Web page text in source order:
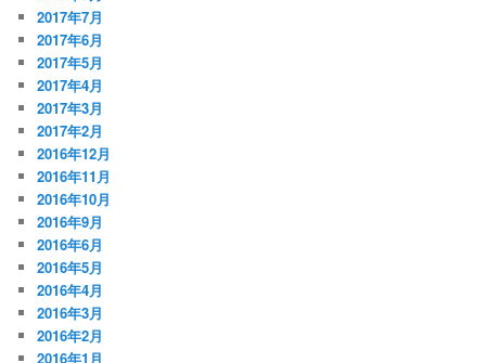
2017年7月
2017年6月
2017年5月
2017年4月
2017年3月
2017年2月
2016年12月
2016年11月
2016年10月
2016年9月
2016年6月
2016年5月
2016年4月
2016年3月
2016年2月
2016年1月